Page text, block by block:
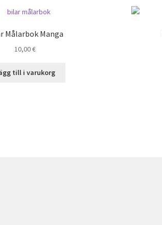
Målarbok Manga
10,00€
till i varukorg